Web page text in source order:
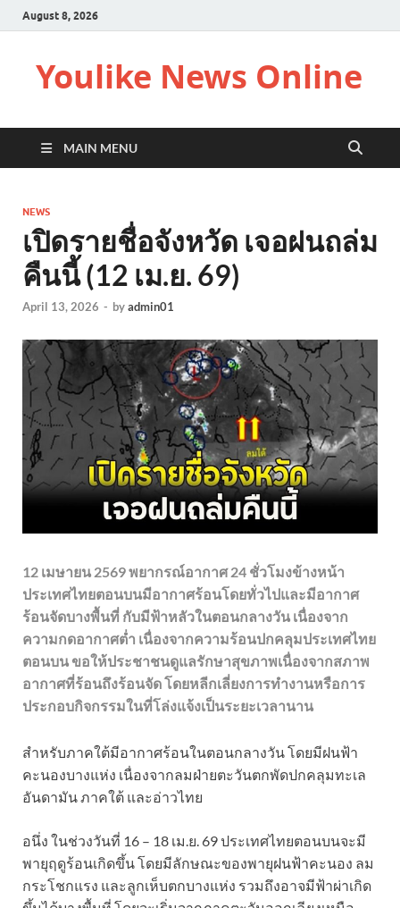
August 8, 2026
Youlike News Online
MAIN MENU
NEWS
เปิดรายชื่อจังหวัด เจอฝนถล่ม
คืนนี้ (12 เม.ย. 69)
April 13, 2026 - byadmin01
12 เมษายน 2569 พยากรณ์อากาศ 24 ชั่วโมงข้างหน้า
ประเทศไทยตอนบนมีอากาศร้อนโดยทั่วไปและมีอากาศ
ร้อนจัดบางพื้นที่ กับมีฟ้าหลัวในตอนกลางวัน เนื่องจาก
ความกดอากาศต่ำ เนื่องจากความร้อนปกคลุมประเทศไทย
ตอนบน ขอให้ประชาชนดูแลรักษาสุขภาพเนื่องจากสภาพ
อากาศที่ร้อนถึงร้อนจัด โดยหลีกเลี่ยงการทำงานหรือการ
ประกอบกิจกรรมในที่โล่งแจ้งเป็นระยะเวลานาน
สำหรับภาคใต้มีอากาศร้อนในตอนกลางวัน โดยมีฝนฟ้า
คะนองบางแห่ง เนื่องจากลมฝ่ายตะวันตกพัดปกคลุมทะเล
อันดามัน ภาคใต้ และอ่าวไทย
อนึ่ง ในช่วงวันที่ 16 – 18 เม.ย. 69 ประเทศไทยตอนบนจะมี
พายุฤดูร้อนเกิดขึ้น โดยมีลักษณะของพายุฝนฟ้าคะนอง ลม
กระโชกแรง และลูกเห็บตกบางแห่ง รวมถึงอาจมีฟ้าผ่าเกิด